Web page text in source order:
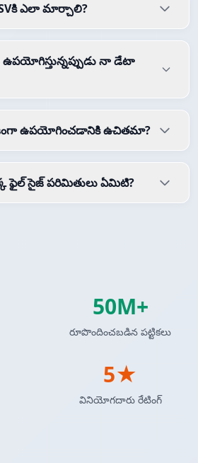
ఎలా మార్చాలి?
ఉపయోగిస్తున్నప్పుడు నా డేటా
ఉపయోగించడానికి ఉచితమా?
ఫైల్ సైజ్ పరిమితులు ఏమిటి?
50M+
రూపొందించబడిన పట్టికలు
5★
వినియోగదారు రేటింగ్